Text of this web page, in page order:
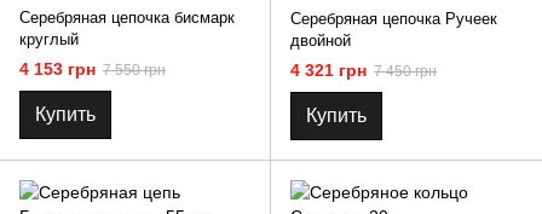
Серебряная цепочка бисмарк
круглый
4 153 грн 7 550 грн
Купить
Серебряная цепочка Ручеек
двойной
4 321 грн 7 450 грн
Купить